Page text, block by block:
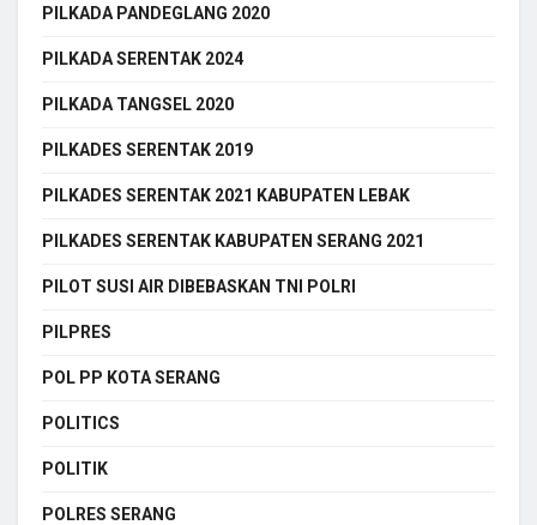
PILKADA PANDEGLANG 2020
PILKADA SERENTAK 2024
PILKADA TANGSEL 2020
PILKADES SERENTAK 2019
PILKADES SERENTAK 2021 KABUPATEN LEBAK
PILKADES SERENTAK KABUPATEN SERANG 2021
PILOT SUSI AIR DIBEBASKAN TNI POLRI
PILPRES
POL PP KOTA SERANG
POLITICS
POLITIK
POLRES SERANG